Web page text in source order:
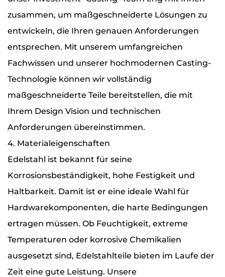
zusammen, um maßgeschneiderte Lösungen zu
entwickeln, die Ihren genauen Anforderungen
entsprechen. Mit unserem umfangreichen
Fachwissen und unserer hochmodernen Casting-
Technologie können wir vollständig
maßgeschneiderte Teile bereitstellen, die mit
Ihrem Design Vision und technischen
Anforderungen übereinstimmen.
4. Materialeigenschaften
Edelstahl ist bekannt für seine
Korrosionsbeständigkeit, hohe Festigkeit und
Haltbarkeit. Damit ist er eine ideale Wahl für
Hardwarekomponenten, die harte Bedingungen
ertragen müssen. Ob Feuchtigkeit, extreme
Temperaturen oder korrosive Chemikalien
ausgesetzt sind, Edelstahlteile bieten im Laufe der
Zeit eine gute Leistung. Unsere